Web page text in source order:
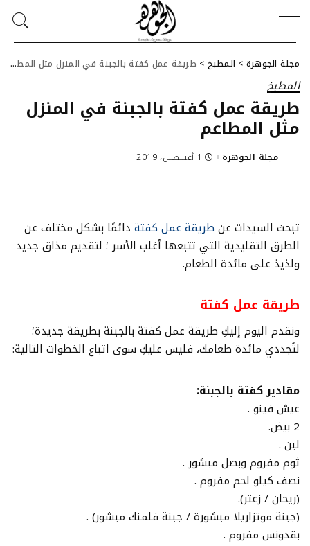
مجلة الجوهرة > المطبخ > طريقة عمل كفتة بالجبنة في المنزل مثل المطاعم
المطبخ
طريقة عمل كفتة بالجبنة في المنزل
مثل المطاعم
Posted
مجلة الجوهرة 1 أغسطس، 2019
تبحث السيدات عن طريقة عمل كفتة دائمًا بشكل مختلف عن
الطرق التقليدية التي تتبعها أغلب الأسر ؛ لتقديم مذاق جديد
ولذيذ على مائدة الطعام.
طريقة عمل كفتة
ونقدم اليوم إليكِ طريقة عمل كفتة بالجبنة بطريقة جديدة؛
لتُجددي مائدة طعامك، فليس عليكِ سوى اتباع الخطوات التالية:
مقادير كفتة بالجبنة:
عيش فينو .
2 بيض.
لبن .
ثوم مفروم وبصل مبشور .
نصف كيلو لحم مفروم .
(ريحان / زعتر).
(جبنة موتزاريلا مبشورة / جبنة فلمنك مبشور) .
بقدونس مفروم .